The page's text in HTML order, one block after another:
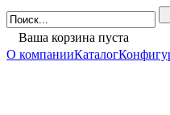
Ваша корзина пуста
О компанииКаталог